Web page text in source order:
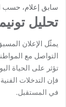
سابق إعلام، حسب
تحليل
يمثّل الإعلان
التواصل مع
تؤثر على الحياة
فإن التدخلات
في المستقبل.